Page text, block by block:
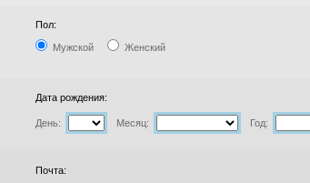
Пол:
Мужской Женский
Дата рождения:
День: Месяц: Год:
Почта: